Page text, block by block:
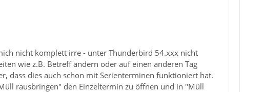
nicht komplett irre - unter Thunderbird 54.xxx nicht
wie z.B. Betreff ändern oder auf einen anderen Tag
dass dies auch schon mit Serienterminen funktioniert hat.
rausbringen" den Einzeltermin zu öffnen und in "Müll